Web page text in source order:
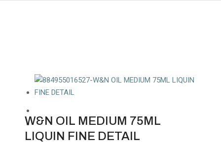
W&N OIL MEDIUM 75ML
LIQUIN FINE DETAIL